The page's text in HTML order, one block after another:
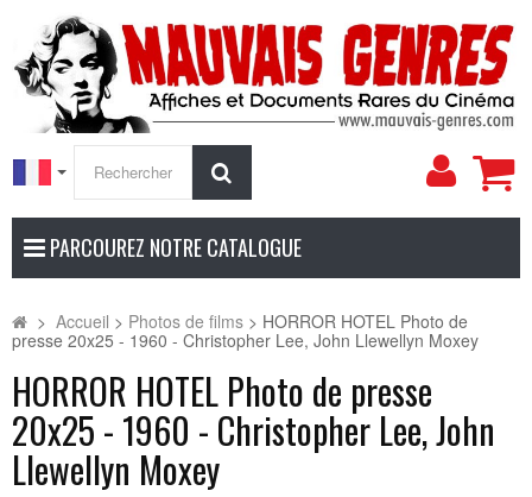
Mon
PARCOUREZ NOTRE CATALOGUE
> Accueil > Photos de films > HORROR HOTEL Photo de
presse 20x25 - 1960 - Christopher Lee, John Llewellyn Moxey
HORROR HOTEL Photo de presse
20x25 - 1960 - Christopher Lee, John
Llewellyn Moxey